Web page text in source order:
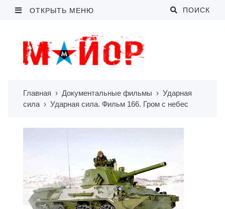
ОТКРЫТЬ МЕНЮ ПОИСК
Главная › Документальные фильмы › Ударная
сила › Ударная сила. Фильм 166. Гром с небес